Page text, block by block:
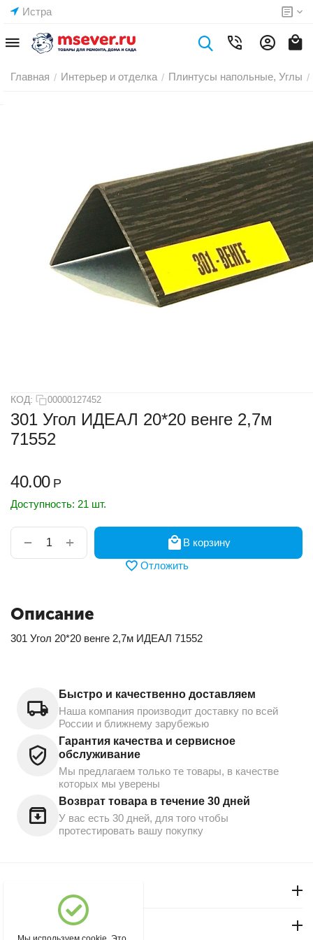
Истра
Главная / Интерьер и отделка / Плинтусы напольные, Углы /
КОД: 00000127452
301 Угол ИДЕАЛ 20*20 венге 2,7м
71552
40.00 Р
Доступность: 21 шт.
+
−
В корзину
Отложить
Описание
301 Угол 20*20 венге 2,7м ИДЕАЛ 71552
Быстро и качественно доставляем
Наша компания производит доставку по всей
России и ближнему зарубежью
Гарантия качества и сервисное
обслуживание
Мы предлагаем только те товары, в качестве
которых мы уверены
Возврат товара в течение 30 дней
У вас есть 30 дней, для того чтобы
протестировать вашу покупку
Магазин "Северный"